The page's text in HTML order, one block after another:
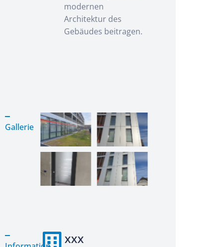
modernen
Architektur des
Gebäudes beitragen.
Gallerie
xxx